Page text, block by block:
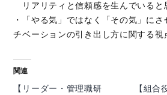
リアリティと信頼感を生んでいると
・「やる気」ではなく「その気」に
チベーションの引き出し方に関する視
関連
【リーダー・管理職研
【組